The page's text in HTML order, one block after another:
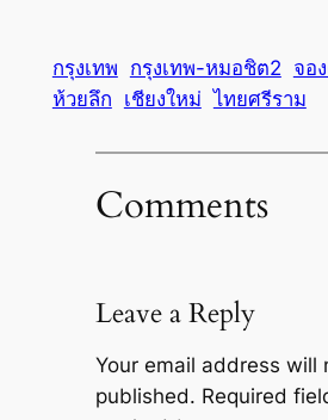
กรุงเทพ กรุงเทพ-หมอชิต2 จอ
ห้วยลึก เชียงใหม่ ไทยศรีราม
Comments
Leave a Reply
Your email address will
published. Required